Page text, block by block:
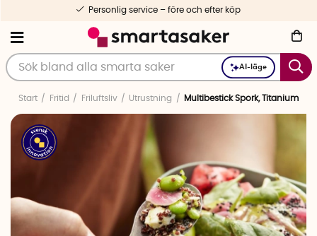
AI-läge
Personlig service – före och efter köp
Start Fritid Friluftsliv Utrustning Multibestick Spork, Titanium